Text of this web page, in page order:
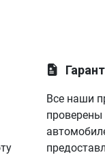
Все наши